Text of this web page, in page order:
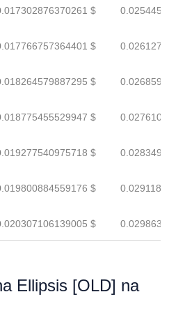
$
$
$
$
$
$
$
Ellipsis [OLD] na